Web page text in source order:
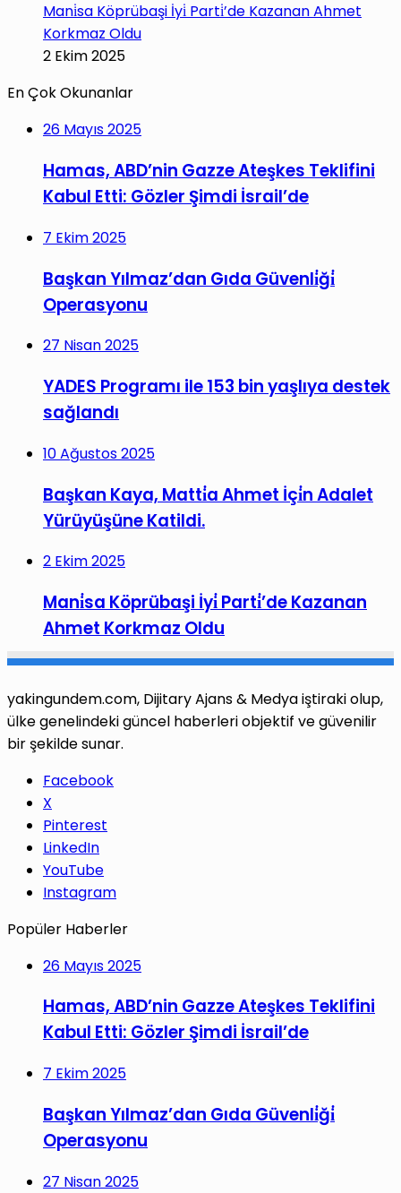
Mani̇sa Köprübaşi İyi̇ Parti̇’de Kazanan Ahmet
Korkmaz Oldu
2 Ekim 2025
En Çok Okunanlar
26 Mayıs 2025
Hamas, ABD’nin Gazze Ateşkes Teklifini
Kabul Etti: Gözler Şimdi İsrail’de
7 Ekim 2025
Başkan Yılmaz’dan Gıda Güvenli̇ği̇
Operasyonu
27 Nisan 2025
YADES Programı ile 153 bin yaşlıya destek
sağlandı
10 Ağustos 2025
Başkan Kaya, Matti̇a Ahmet İçi̇n Adalet
Yürüyüşüne Katildi.
2 Ekim 2025
Mani̇sa Köprübaşi İyi̇ Parti̇’de Kazanan
Ahmet Korkmaz Oldu
yakingundem.com, Dijitary Ajans & Medya iştiraki olup,
ülke genelindeki güncel haberleri objektif ve güvenilir
bir şekilde sunar.
Facebook
X
Pinterest
LinkedIn
YouTube
Instagram
Popüler Haberler
26 Mayıs 2025
Hamas, ABD’nin Gazze Ateşkes Teklifini
Kabul Etti: Gözler Şimdi İsrail’de
7 Ekim 2025
Başkan Yılmaz’dan Gıda Güvenli̇ği̇
Operasyonu
27 Nisan 2025